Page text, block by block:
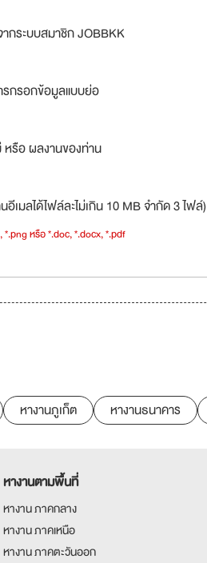
กระบบสมาชิก JOBBKK
รกรอกข้อมูลแบบย่อ
หรือ ผลงานของท่าน
เมลได้ไฟล์ละไม่เกิน 10 MB จำกัด 3 ไฟล์)
*.png หรือ *.doc, *.docx, *.pdf
หางานภูเก็ต หางานธนาคาร
หางานตามพื้นที่
หางาน ภาคกลาง
หางาน ภาคเหนือ
หางาน ภาคตะวันออก